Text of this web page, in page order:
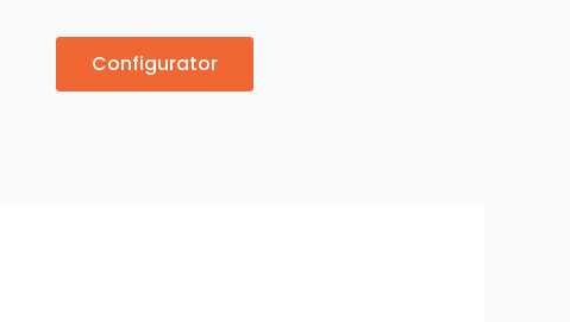
Configurator